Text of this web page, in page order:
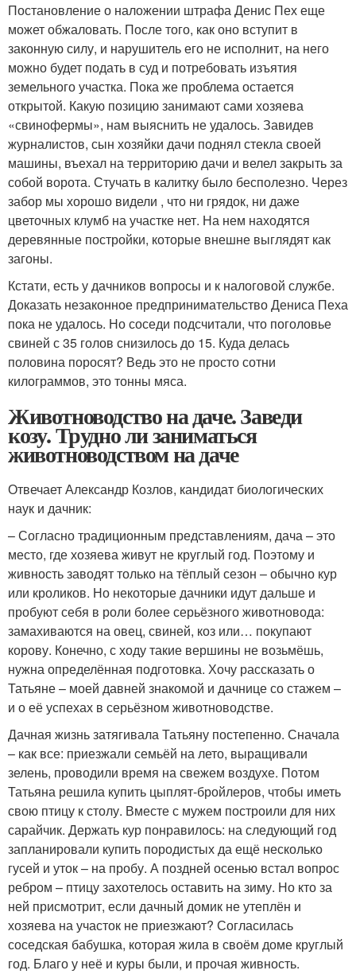
Постановление о наложении штрафа Денис Пех еще
может обжаловать. После того, как оно вступит в
законную силу, и нарушитель его не исполнит, на него
можно будет подать в суд и потребовать изъятия
земельного участка. Пока же проблема остается
открытой. Какую позицию занимают сами хозяева
«свинофермы», нам выяснить не удалось. Завидев
журналистов, сын хозяйки дачи поднял стекла своей
машины, въехал на территорию дачи и велел закрыть за
собой ворота. Стучать в калитку было бесполезно. Через
забор мы хорошо видели , что ни грядок, ни даже
цветочных клумб на участке нет. На нем находятся
деревянные постройки, которые внешне выглядят как
загоны.
Кстати, есть у дачников вопросы и к налоговой службе.
Доказать незаконное предпринимательство Дениса Пеха
пока не удалось. Но соседи подсчитали, что поголовье
свиней с 35 голов снизилось до 15. Куда делась
половина поросят? Ведь это не просто сотни
килограммов, это тонны мяса.
Животноводство на даче. Заведи
козу. Трудно ли заниматься
животноводством на даче
Отвечает Александр Козлов, кандидат биологических
наук и дачник:
– Согласно традиционным представлениям, дача – это
место, где хозяева живут не круглый год. Поэтому и
живность заводят только на тёплый сезон – обычно кур
или кроликов. Но некоторые дачники идут дальше и
пробуют себя в роли более серьёзного животновода:
замахиваются на овец, свиней, коз или… покупают
корову. Конечно, с ходу такие вершины не возьмёшь,
нужна определённая подготовка. Хочу рассказать о
Татьяне – моей давней знакомой и дачнице со стажем –
и о её успехах в серьёзном животноводстве.
Дачная жизнь затягивала Татьяну постепенно. Сначала
– как все: приезжали семьёй на лето, выращивали
зелень, проводили время на свежем воздухе. Потом
Татьяна решила купить цыплят-бройлеров, чтобы иметь
свою птицу к столу. Вместе с мужем построили для них
сарайчик. Держать кур понравилось: на следующий год
запланировали купить породистых да ещё несколько
гусей и уток – на пробу. А поздней осенью встал вопрос
ребром – птицу захотелось оставить на зиму. Но кто за
ней присмотрит, если дачный домик не утеплён и
хозяева на участок не приезжают? Согласилась
соседская бабушка, которая жила в своём доме круглый
год. Благо у неё и куры были, и прочая живность.